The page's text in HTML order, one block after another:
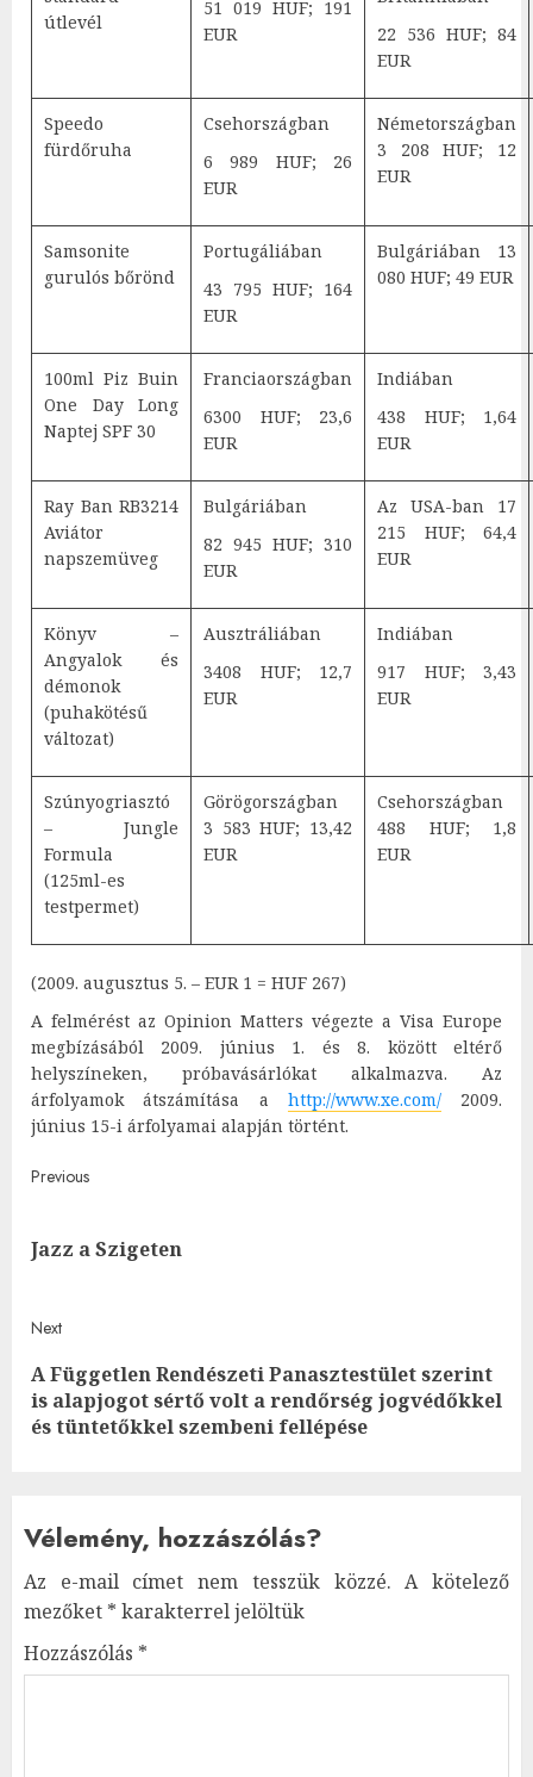
útlevél
51 019 HUF; 191
EUR
22 536 HUF; 84
EUR
Speedo
fürdőruha
Csehországban
6 989 HUF; 26
EUR
Németországban
3 208 HUF; 12
EUR
Samsonite
gurulós bőrönd
Portugáliában
43 795 HUF; 164
EUR
Bulgáriában 13
080 HUF; 49 EUR
100ml Piz Buin
One Day Long
Naptej SPF 30
Franciaországban
6300 HUF; 23,6
EUR
Indiában
438 HUF; 1,64
EUR
Ray Ban RB3214
Aviátor
napszemüveg
Bulgáriában
82 945 HUF; 310
EUR
Az USA-ban 17
215 HUF; 64,4
EUR
Könyv –
Angyalok és
démonok
(puhakötésű
változat)
Ausztráliában
3408 HUF; 12,7
EUR
Indiában
917 HUF; 3,43
EUR
Szúnyogriasztó
– Jungle
Formula
(125ml-es
testpermet)
Görögországban
3 583 HUF; 13,42
EUR
Csehországban
488 HUF; 1,8
EUR
(2009. augusztus 5. – EUR 1 = HUF 267)
A felmérést az Opinion Matters végezte a Visa Europe
megbízásából 2009. június 1. és 8. között eltérő
helyszíneken, próbavásárlókat alkalmazva. Az
árfolyamok átszámítása a http://www.xe.com/2009.
június 15-i árfolyamai alapján történt.
Post
navigation
Previous
Jazz a Szigeten
Next
Next
post:
A Független Rendészeti Panasztestület szerint
is alapjogot sértő volt a rendőrség jogvédőkkel
és tüntetőkkel szembeni fellépése
Vélemény, hozzászólás?
Az e-mail címet nem tesszük közzé. A kötelező
mezőket * karakterrel jelöltük
Hozzászólás *